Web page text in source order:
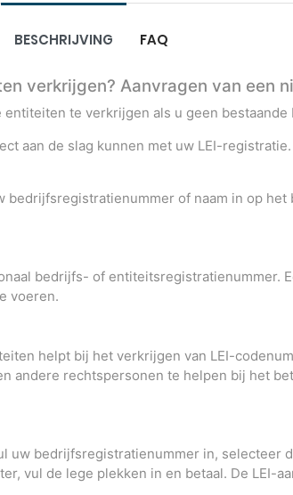
BESCHRIJVING FAQ
verkrijgen? Aanvragen van een
te verkrijgen als u geen bestaande
aan de slag kunnen met uw LEI-
of naam in op
bedrijfs- of entiteitsregistratienummer.
voeren.
helpt bij het verkrijgen van LEI-
andere rechtspersonen te helpen bij het
uw bedrijfsregistratienummer in,
vul de lege plekken in en betaal. De LEI-